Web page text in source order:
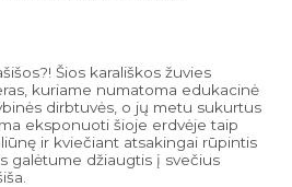
Šios karališkos žuvies
kuriame numatoma edukacinė
dirbtuvės, o jų metu sukurtus
eksponuoti šioje erdvėje taip
ir kviečiant atsakingai rūpintis
galėtume džiaugtis į svečius